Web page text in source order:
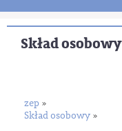
Skład osobowy
zep »
Skład osobowy »